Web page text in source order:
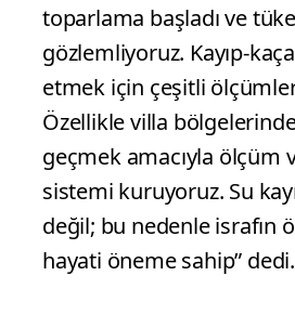
toparlama başladı ve
gözlemliyoruz. Kayıp-
etmek için çeşitli
Özellikle villa
geçmek amacıyla ölçüm
sistemi kuruyoruz. Su
değil; bu nedenle israfın
hayati öneme sahip” dedi.